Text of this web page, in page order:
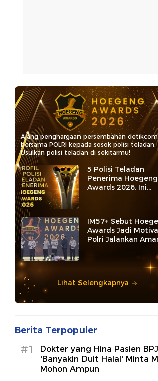
Ajang penghargaan persembahan detikcom
bersama POLRI kepada sosok polisi teladan.
Usulkan polisi teladan di sekitarmu!
5 Polisi Teladan
Penerima Hoegeng
Awards 2026, Ini
Kategori dan
IM57+ Sebut
Awards Jadi
Polri Jalankan
Lihat Selengkapnya
Berita Terpopuler
#1
Dokter yang Hina Pasien
'Banyakin Duit Halal' Minta
Mohon Ampun